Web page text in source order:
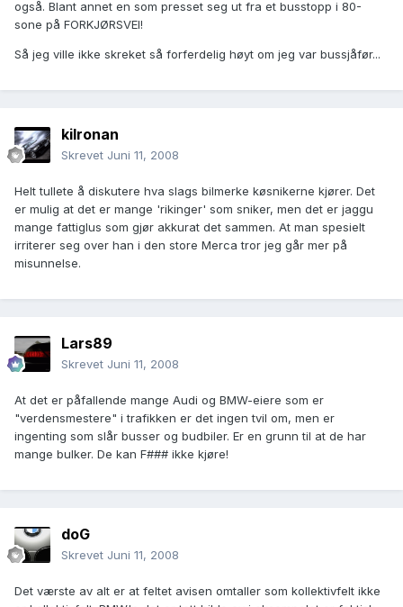
også. Blant annet en som presset seg ut fra et busstopp i 80-
sone på FORKJØRSVEI!
Så jeg ville ikke skreket så forferdelig høyt om jeg var bussjåfør...
kilronan
Skrevet Juni 11, 2008
Helt tullete å diskutere hva slags bilmerke køsnikerne kjører. Det
er mulig at det er mange 'rikinger' som sniker, men det er jaggu
mange fattiglus som gjør akkurat det sammen. At man spesielt
irriterer seg over han i den store Merca tror jeg går mer på
misunnelse.
Lars89
Skrevet Juni 11, 2008
At det er påfallende mange Audi og BMW-eiere som er
"verdensmestere" i trafikken er det ingen tvil om, men er
ingenting som slår busser og budbiler. Er en grunn til at de har
mange bulker. De kan F### ikke kjøre!
doG
Skrevet Juni 11, 2008
Det værste av alt er at feltet avisen omtaller som kollektivfelt ikke